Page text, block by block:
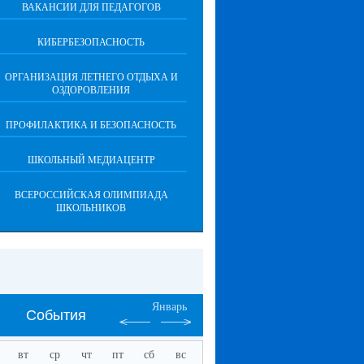
ВАКАНСИИ ДЛЯ ПЕДАГОГОВ
КИБЕРБЕЗОПАСНОСТЬ
ОРГАНИЗАЦИЯ ЛЕТНЕГО ОТДЫХА И
ОЗДОРОВЛЕНИЯ
ПРОФИЛАКТИКА И БЕЗОПАСНОСТЬ
ШКОЛЬНЫЙ МЕДИАЦЕНТР
ВСЕРОССИЙСКАЯ ОЛИМПИАДА
ШКОЛЬНИКОВ
События
Январь
вт ср чт пт сб вс